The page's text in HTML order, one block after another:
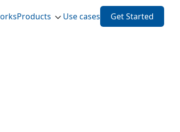
Products Use cases Get Started